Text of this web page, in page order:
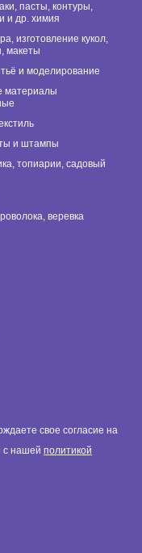
пасты, контуры,
и др. химия
изготовление кукол,
макеты
и моделирование
материалы
и штампы
топиарии, садовый
веревка
свое согласие на
с нашей политикой